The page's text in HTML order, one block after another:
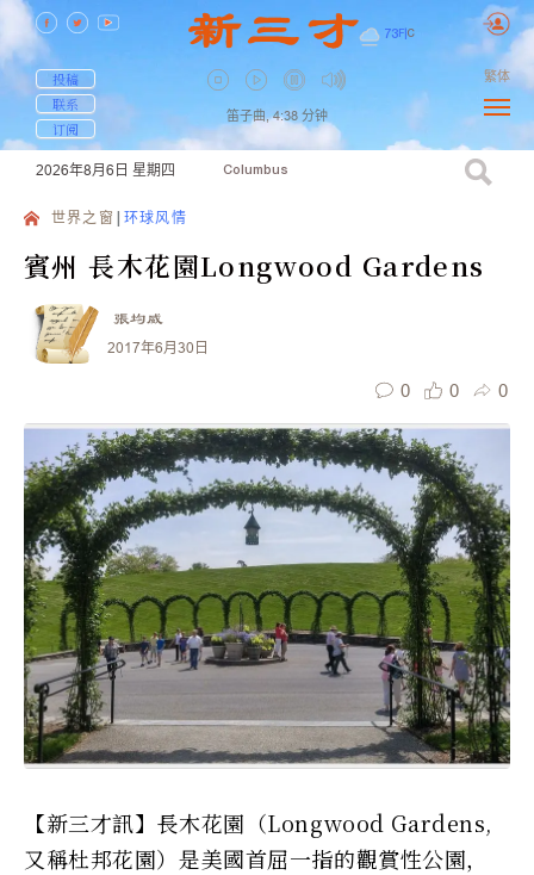
73F| C
投稿
联系
订阅
笛子曲, 4:38 分钟
繁体
2026年8月6日 星期四 Columbus
世界之窗 环球风情
賓州 長木花園Longwood Gardens
張均威
2017年6月30日
0 0 0
【新三才訊】長木花園（Longwood Gardens,
又稱杜邦花園）是美國首屈一指的觀賞性公園，